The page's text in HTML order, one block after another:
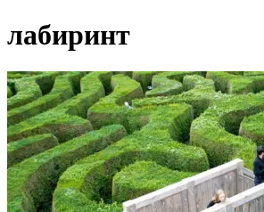
лабиринт